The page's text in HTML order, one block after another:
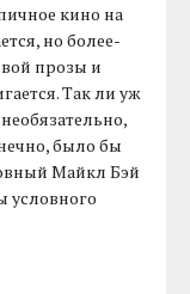
кино на
но более-
прозы и
Так ли уж
было бы
Майкл Бэй
условного